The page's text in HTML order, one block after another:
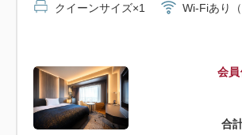
の上ご予約くださいますようお願い
に喫煙所がございますので、そちら
い。
会
合
クイーンサイズ×1 Wi-Fiあり（